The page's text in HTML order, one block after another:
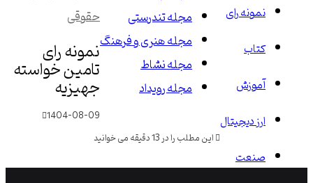
نمونه رای
کتاب
آموزش
ارز دیجیتال
صنعت
مجله تندرستی
مجله هنری و فرهنگ
مجله نشاط
مجله رویداد
حقوقی
نمونه رای
تامین خواسته
جهیزیه
1404-08-09
این مطلب را در 13 دقیقه می خوانید